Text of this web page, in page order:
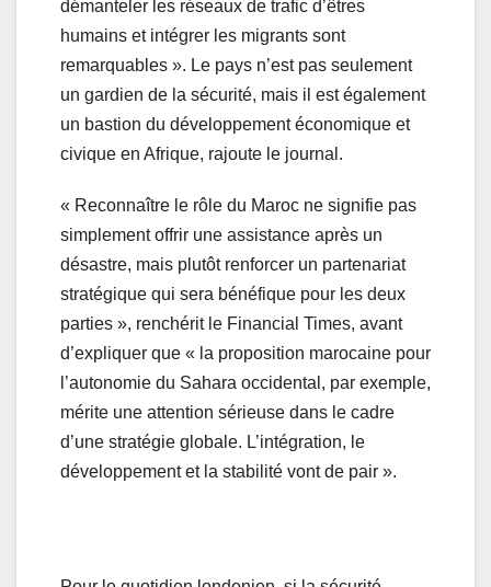
démanteler les réseaux de trafic d’êtres
humains et intégrer les migrants sont
remarquables ». Le pays n’est pas seulement
un gardien de la sécurité, mais il est également
un bastion du développement économique et
civique en Afrique, rajoute le journal.
« Reconnaître le rôle du Maroc ne signifie pas
simplement offrir une assistance après un
désastre, mais plutôt renforcer un partenariat
stratégique qui sera bénéfique pour les deux
parties », renchérit le Financial Times, avant
d’expliquer que « la proposition marocaine pour
l’autonomie du Sahara occidental, par exemple,
mérite une attention sérieuse dans le cadre
d’une stratégie globale. L’intégration, le
développement et la stabilité vont de pair ».